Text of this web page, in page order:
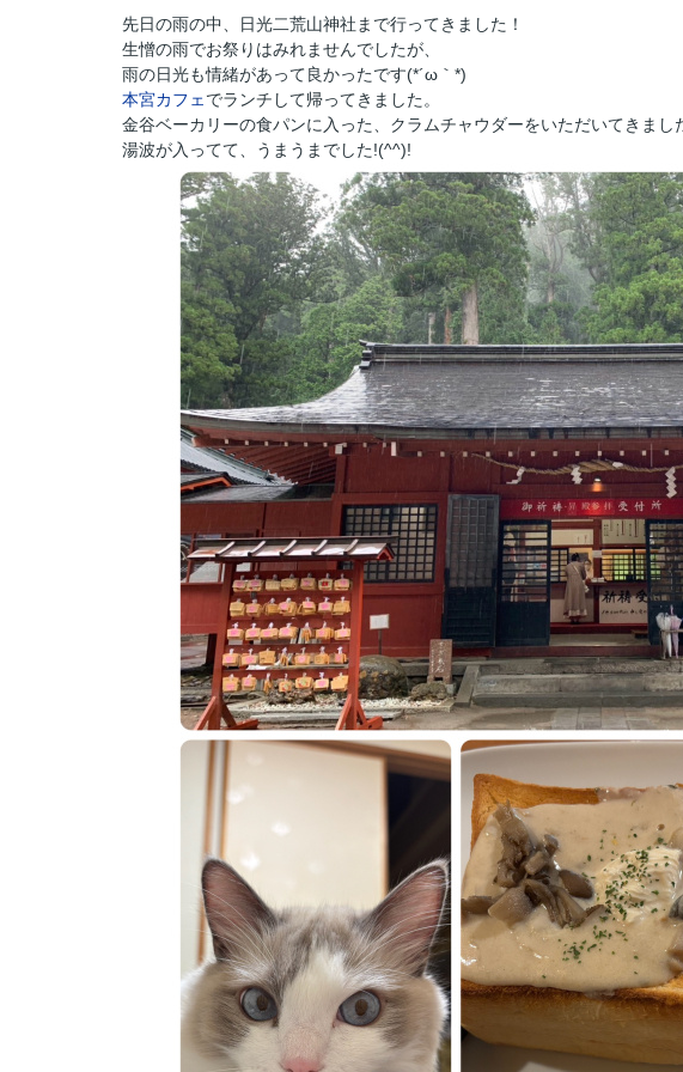
先日の雨の中、日光二荒山神社まで行ってきました！
生憎の雨でお祭りはみれませんでしたが、
雨の日光も情緒があって良かったです(*´ω｀*)
本宮カフェ でランチして帰ってきました。
金谷ベーカリーの食パンに入った、クラムチャウダーをいただいてきまし
湯波が入ってて、うまうまでした!(^^)!